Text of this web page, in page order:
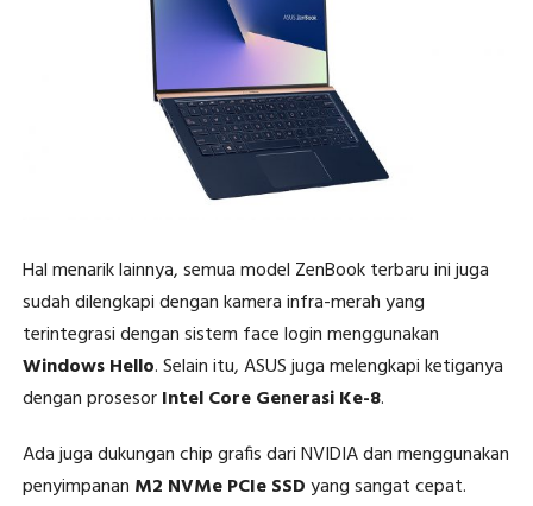
Hal menarik lainnya, semua model ZenBook terbaru ini juga
sudah dilengkapi dengan kamera infra-merah yang
terintegrasi dengan sistem face login menggunakan
Windows Hello. Selain itu, ASUS juga melengkapi ketiganya
dengan prosesorIntel Core Generasi Ke-8.
Ada juga dukungan chip grafis dari NVIDIA dan menggunakan
penyimpanan M2 NVMe PCIe SSDyang sangat cepat.